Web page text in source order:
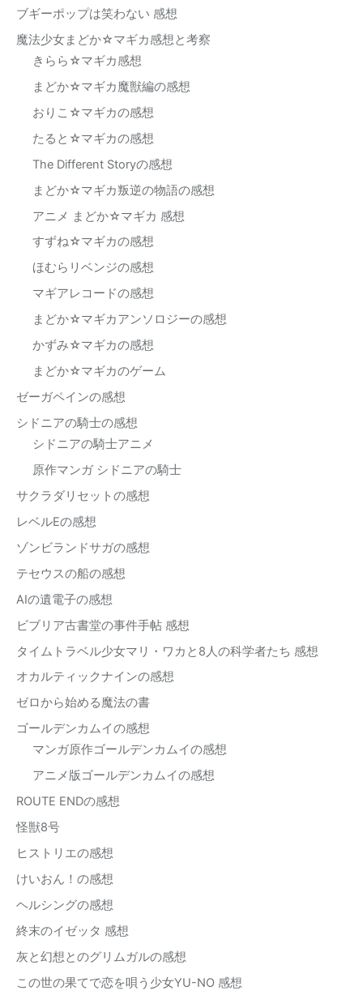
ブギーポップは笑わない 感想
魔法少女まどか☆マギカ感想と考察
きらら☆マギカ感想
まどか☆マギカ魔獣編の感想
おりこ☆マギカの感想
たると☆マギカの感想
The Different Storyの感想
まどか☆マギカ叛逆の物語の感想
アニメ まどか☆マギカ 感想
すずね☆マギカの感想
ほむらリベンジの感想
マギアレコードの感想
まどか☆マギカアンソロジーの感想
かずみ☆マギカの感想
まどか☆マギカのゲーム
ゼーガペインの感想
シドニアの騎士の感想
シドニアの騎士アニメ
原作マンガ シドニアの騎士
サクラダリセットの感想
レベルEの感想
ゾンビランドサガの感想
テセウスの船の感想
AIの遺電子の感想
ビブリア古書堂の事件手帖 感想
タイムトラベル少女マリ・ワカと8人の科学者たち 感想
オカルティックナインの感想
ゼロから始める魔法の書
ゴールデンカムイの感想
マンガ原作ゴールデンカムイの感想
アニメ版ゴールデンカムイの感想
ROUTE ENDの感想
怪獣8号
ヒストリエの感想
けいおん！の感想
ヘルシングの感想
終末のイゼッタ 感想
灰と幻想とのグリムガルの感想
この世の果てで恋を唄う少女YU-NO 感想